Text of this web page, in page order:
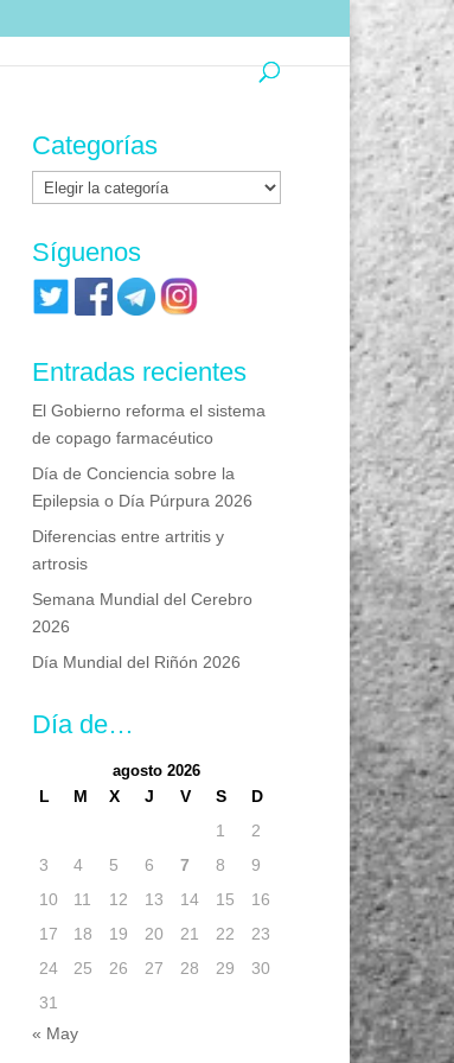
Categorías
Categorías
Síguenos
Entradas recientes
El Gobierno reforma el sistema
de copago farmacéutico
Día de Conciencia sobre la
Epilepsia o Día Púrpura 2026
Diferencias entre artritis y
artrosis
Semana Mundial del Cerebro
2026
Día Mundial del Riñón 2026
Día de…
agosto 2026
L M X J V S
D
1
2
3
4 5 6 7 8
9
10
11 12 13 14 15
16
17
18 19 20 21 22
23
24
25 26 27 28 29
30
31
« May